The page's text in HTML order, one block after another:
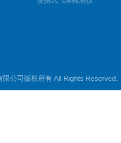
限公司版权所有 All Rights